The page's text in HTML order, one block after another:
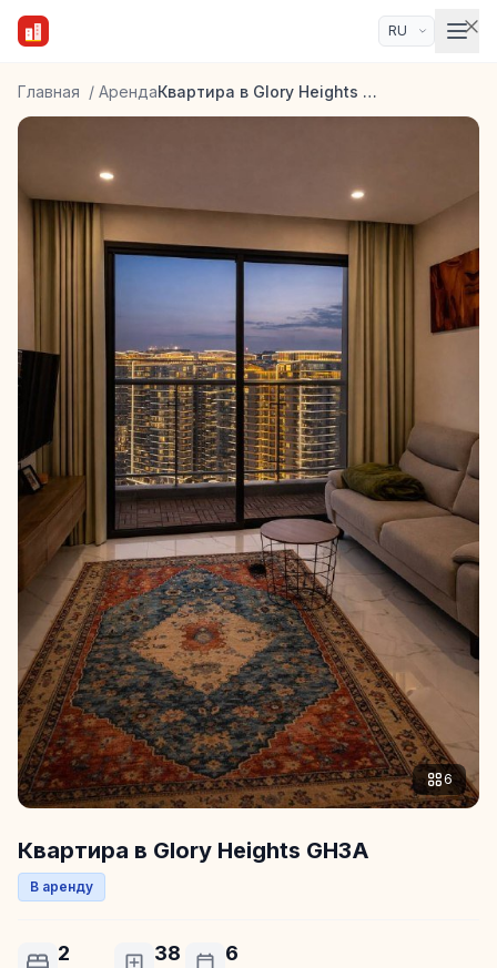
Главная / Аренда Квартира в Glory Heights GH3A
6
Квартира в Glory Heights GH3A
В аренду
2 38 6